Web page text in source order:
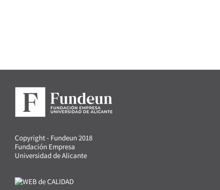
Copyright - Fundeun 2018
Fundación Empresa
Universidad de Alicante